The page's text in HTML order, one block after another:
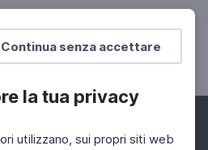
Continua senza accettare
la tua privacy
utilizzano, sui propri siti web
libero